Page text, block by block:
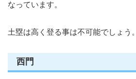
なっています。
土塁は高く登る事は不可能でしょう。
西門